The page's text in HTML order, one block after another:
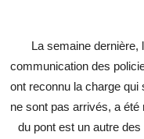
La semaine dernière,
communication des
ont reconnu la charge qui
ne sont pas arrivés, a été
du pont est un autre